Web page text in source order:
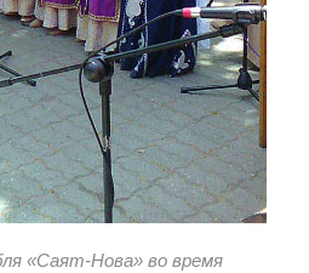
«Саят-Нова» во время